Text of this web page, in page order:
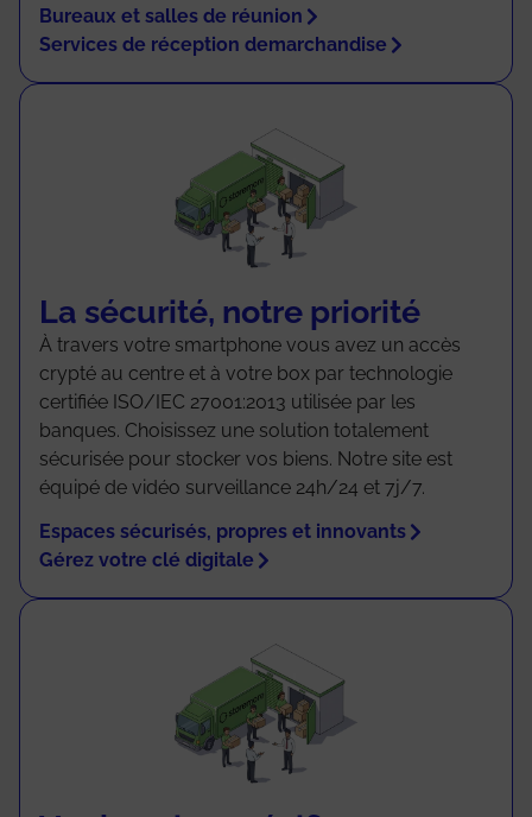
Bureaux et salles de réunion
Services de réception demarchandise
La sécurité, notre priorité
À travers votre smartphone vous avez un accès
crypté au centre et à votre box par technologie
certifiée ISO/IEC 27001:2013 utilisée par les
banques. Choisissez une solution totalement
sécurisée pour stocker vos biens. Notre site est
équipé de vidéo surveillance 24h/24 et 7j/7.
Espaces sécurisés, propres et innovants
Gérez votre clé digitale